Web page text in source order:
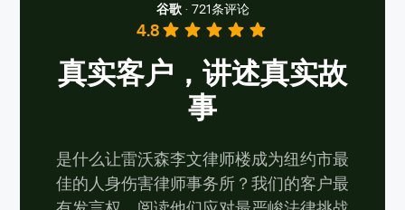
谷歌 ·721条评论
4.8
真实客户，讲述真实故
事
是什么让雷沃森李文律师楼成为纽约市最
佳的人身伤害律师事务所？我们的客户最